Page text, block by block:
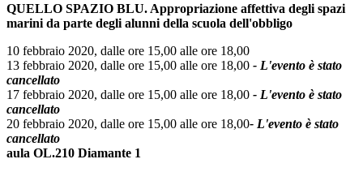
QUELLO SPAZIO BLU. Appropriazione affettiva degli spazi
marini da parte degli alunni della scuola dell'obbligo
10 febbraio 2020, dalle ore 15,00 alle ore 18,00
13 febbraio 2020, dalle ore 15,00 alle ore 18,00 - L'evento è stato
cancellato
17 febbraio 2020, dalle ore 15,00 alle ore 18,00 - L'evento è stato
cancellato
20 febbraio 2020, dalle ore 15,00 alle ore 18,00- L'evento è stato
cancellato
aula OL.210 Diamante 1